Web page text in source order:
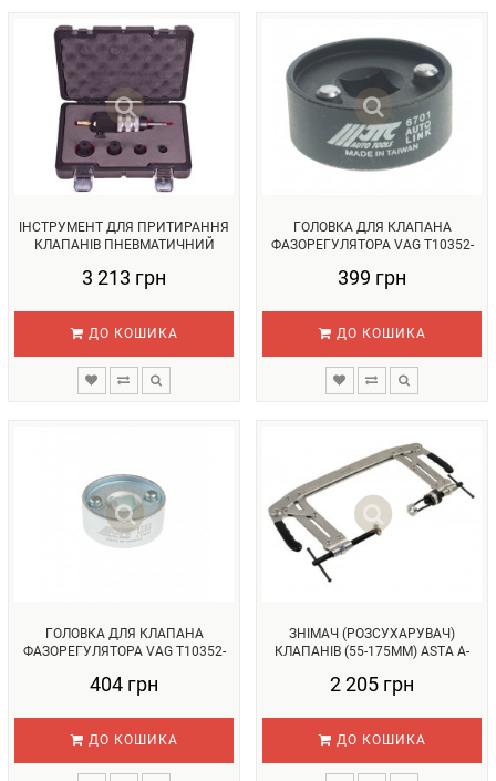
ІНСТРУМЕНТ ДЛЯ ПРИТИРАННЯ
КЛАПАНІВ ПНЕВМАТИЧНИЙ
3 213 грн
ДО КОШИКА
ГОЛОВКА ДЛЯ КЛАПАНА
ФАЗОРЕГУЛЯТОРА VAG T10352-
399 грн
ДО КОШИКА
ГОЛОВКА ДЛЯ КЛАПАНА
ФАЗОРЕГУЛЯТОРА VAG T10352-
404 грн
ДО КОШИКА
ЗНІМАЧ (РОЗСУХАРУВАЧ)
КЛАПАНІВ (55-175ММ) ASTA A-
2 205 грн
ДО КОШИКА